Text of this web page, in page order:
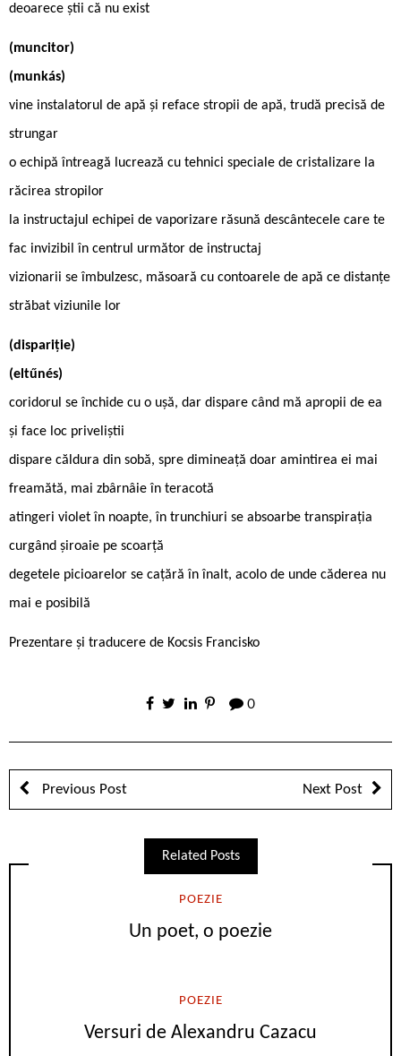
deoarece știi că nu exist
(muncitor)
(munkás)
vine instalatorul de apă și reface stropii de apă, trudă precisă de
strungar
o echipă întreagă lucrează cu tehnici speciale de cristalizare la
răcirea stropilor
la instructajul echipei de vaporizare răsună descântecele care te
fac invizibil în centrul următor de instructaj
vizionarii se îmbulzesc, măsoară cu contoarele de apă ce distanţe
străbat viziunile lor
(dispariţie)
(eltűnés)
coridorul se închide cu o ușă, dar dispare când mă apropii de ea
și face loc priveliștii
dispare căldura din sobă, spre dimineaţă doar amintirea ei mai
freamătă, mai zbârnâie în teracotă
atingeri violet în noapte, în trunchiuri se absoarbe transpiraţia
curgând șiroaie pe scoarţă
degetele picioarelor se caţără în înalt, acolo de unde căderea nu
mai e posibilă
Prezentare și traducere de Kocsis Francisko
0
Previous Post Next Post
Related Posts
POEZIE
Un poet, o poezie
POEZIE
Versuri de Alexandru Cazacu